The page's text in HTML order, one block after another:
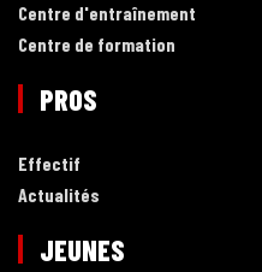
Centre d'entraînement
Centre de formation
PROS
Effectif
Actualités
JEUNES